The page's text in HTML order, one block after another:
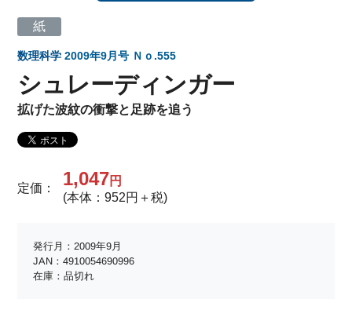
紙
数理科学 2009年9月号 Ｎｏ.555
シュレーディンガー
拡げた波紋の衝撃と足跡を追う
定価： 1,047円
(本体：952円＋税)
発行月：2009年9月
JAN：4910054690996
在庫：品切れ